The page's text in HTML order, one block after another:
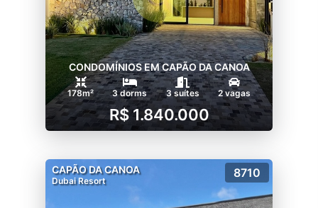
CONDOMÍNIOS EM CAPÃO DA CANOA
178m² 3 dorms 3 suítes 2 vagas
R$ 1.840.000
CAPÃO DA CANOA
Dubai Resort
8710